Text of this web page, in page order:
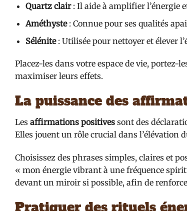
Quartz clair: Il aide à amplifier l’énergie
Améthyste: Connue pour ses qualités
Sélénite: Utilisée pour nettoyer et élever
Placez-les dans votre espace de vie,
maximiser leurs effets.
La puissance des
Les affirmations positives sont des
Elles jouent un rôle crucial dans l’élévation
Choisissez des phrases simples, claires et
« mon énergie vibrant à une fréquence
devant un miroir si possible, afin de
Pratiquer des rituels